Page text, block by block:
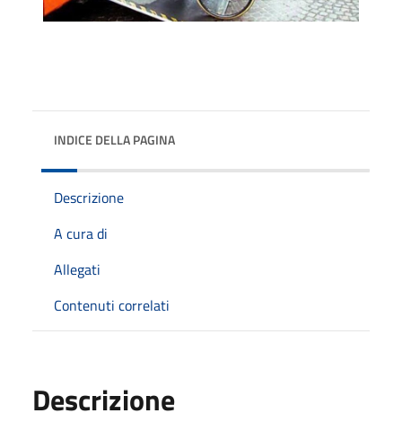
INDICE DELLA PAGINA
Descrizione
A cura di
Allegati
Contenuti correlati
Descrizione